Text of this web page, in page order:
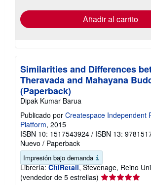
envío
Añadir al carrito
Similarities and Differences
Theravada and Mahayana
(Paperback)
Dipak Kumar Barua
Publicado por Createspace Independent
Platform, 2015
ISBN 10: 1517543924 / ISBN 13:
Nuevo / Paperback
Impresión bajo demanda
Librería: CitiRetail, Stevenage, Reino
(vendedor de 5 estrellas) Calificación